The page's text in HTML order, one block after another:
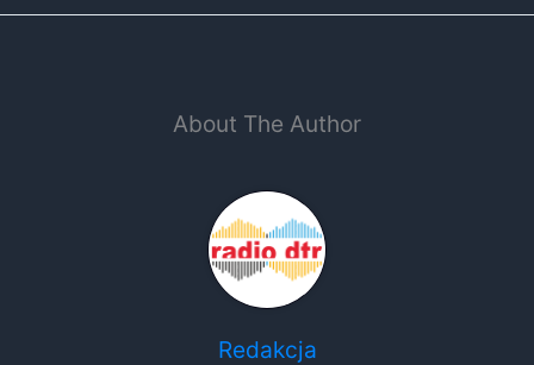
About The Author
Redakcja